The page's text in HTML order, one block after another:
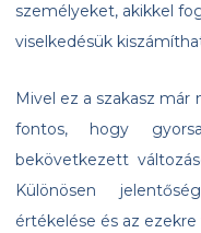
személyeket, akikkel
viselkedésük
Mivel ez a szakasz
fontos, hogy
bekövetkezett
Különösen
értékelése és az